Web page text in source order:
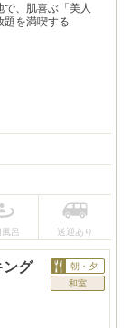
、肌喜ぶ「美人
題を満喫する
ング
朝・夕
和室